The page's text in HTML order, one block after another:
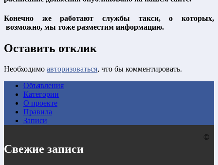
Конечно же работают службы такси, о которых,
возможно, мы тоже разместим информацию.
Оставить отклик
Необходимо авторизоваться, что бы комментировать.
Объявления
Категории
О проекте
Правила
Записи
Свежие записи
©